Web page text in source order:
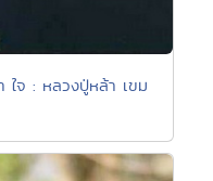
จ : หลวงปู่หล้า เขม